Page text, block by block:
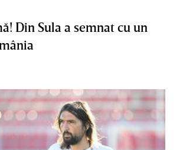
Din Sula a semnat cu un